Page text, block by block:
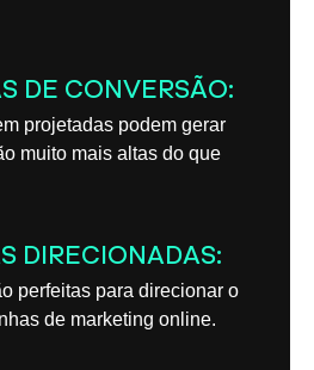
DE CONVERSÃO:
projetadas podem gerar
muito mais altas do que
DIRECIONADAS:
perfeitas para direcionar o
de marketing online.